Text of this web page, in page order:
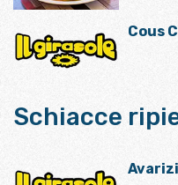
Cous
Schiacce